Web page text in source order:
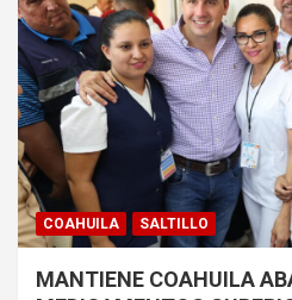
COAHUILA SALTILLO
MANTIENE COAHUILA